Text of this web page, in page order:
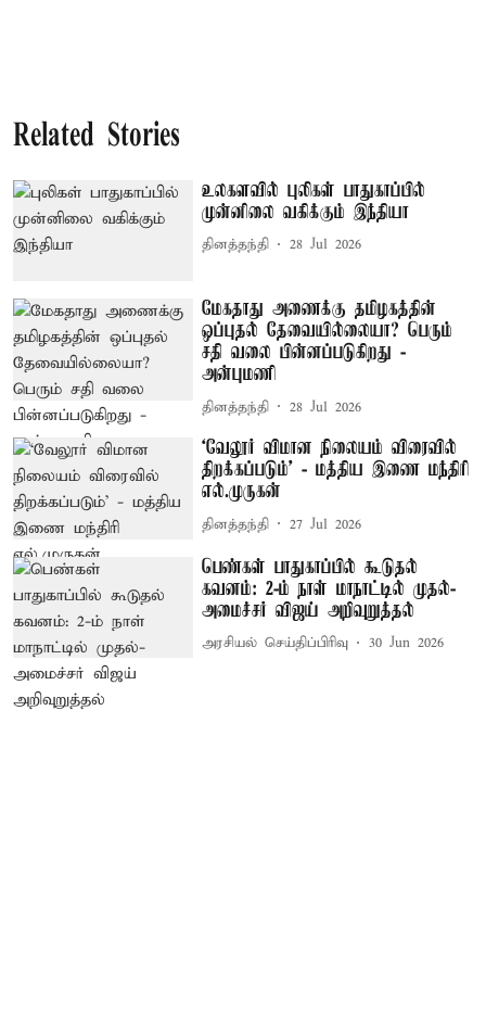
Related Stories
உலகளவில் புலிகள் பாதுகாப்பில்
முன்னிலை வகிக்கும் இந்தியா
தினத்தந்தி 28 Jul 2026
மேகதாது அணைக்கு தமிழகத்தின்
ஒப்புதல் தேவையில்லையா? பெரும்
சதி வலை பின்னப்படுகிறது -
அன்புமணி
தினத்தந்தி 28 Jul 2026
‘வேலூர் விமான நிலையம் விரைவில்
திறக்கப்படும்’ - மத்திய இணை மந்திரி
எல்.முருகன்
தினத்தந்தி 27 Jul 2026
பெண்கள் பாதுகாப்பில் கூடுதல்
கவனம்: 2-ம் நாள் மாநாட்டில் முதல்-
அமைச்சர் விஜய் அறிவுறுத்தல்
அரசியல் செய்திப்பிரிவு 30 Jun 2026